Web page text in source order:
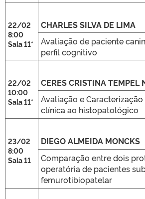
22/02
8:00
Sala 11*
CHARLES SILVA DE LIMA
Avaliação de paciente
perfil cognitivo
22/02
10:00
Sala 11*
CERES CRISTINA TEMPEL
Avaliação e
clínica ao histopatológico
23/02
8:00
Sala 11
DIEGO ALMEIDA MONCKS
Comparação entre dois
operatória de pacientes
femurotibiopatelar